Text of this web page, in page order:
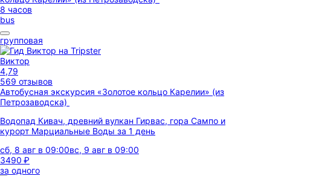
8 часов
bus
групповая
Виктор
4,79
569 отзывов
Автобусная экскурсия «Золотое кольцо Карелии» (из
Петрозаводска)
Водопад Кивач, древний вулкан Гирвас, гора Сампо и
курорт Марциальные Воды за 1 день
сб, 8 авг в 09:00вс, 9 авг в 09:00
3490 ₽
за одного